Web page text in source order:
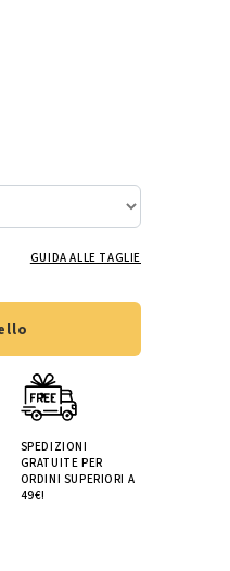
GUIDA ALLE TAGLIE
SPEDIZIONI
GRATUITE PER
ORDINI SUPERIORI A
49€!